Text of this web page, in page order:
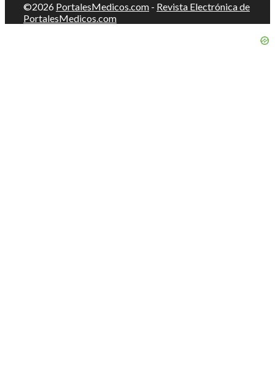
©2026 PortalesMedicos.com - Revista Electrónica de
PortalesMedicos.com